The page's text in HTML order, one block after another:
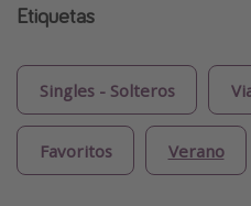
Etiquetas
Singles - Solteros
Favoritos Verano